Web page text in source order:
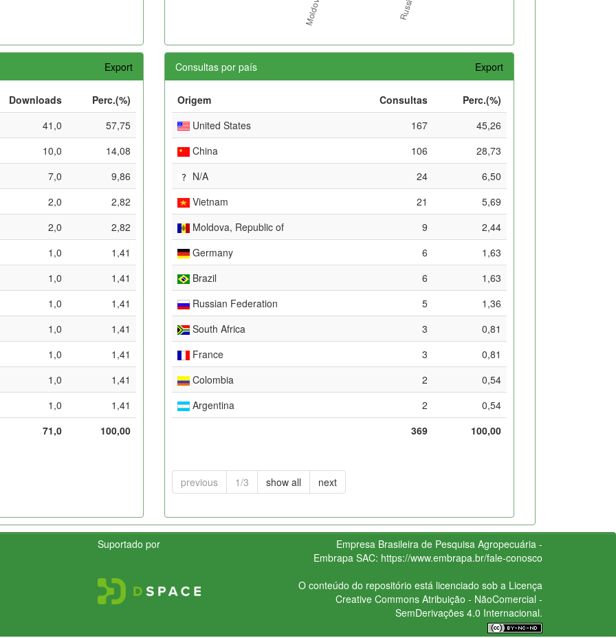
Export
Downloads
Perc.(%)
41,0
57,75
10,0
14,08
7,0
9,86
2,0
2,82
2,0
2,82
1,0
1,41
1,0
1,41
1,0
1,41
1,0
1,41
1,0
1,41
1,0
1,41
1,0
1,41
71,0
100,00
Consultas por país Export
Origem Consultas
Perc.(%)
United States
167
45,26
China
106
28,73
N/A
24
6,50
Vietnam
21
5,69
Moldova, Republic of
9
2,44
Germany
6
1,63
Brazil
6
1,63
Russian Federation
5
1,36
South Africa
3
0,81
France
3
0,81
Colombia
2
0,54
Argentina
2
0,54
369
100,00
previous 1/3 show all next
Suportado por
Empresa Brasileira de Pesquisa Agropecuária -
Embrapa SAC: https://www.embrapa.br/fale-conosco
O conteúdo do repositório está licenciado sob a Licença
Creative CommonsAtribuição - NãoComercial -
SemDerivações 4.0 Internacional.